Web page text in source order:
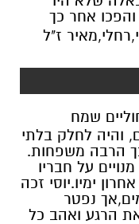
אחר כך
ז"ל
שמח
והיה לחלק בלתי
הרבה משפחות.
על חבריו
ימיו.יוסי זכה
נפטר
הרגע ואהב כל